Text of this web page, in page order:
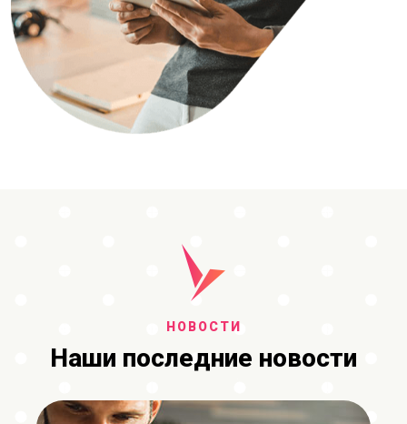
НОВОСТИ
Наши последние новости